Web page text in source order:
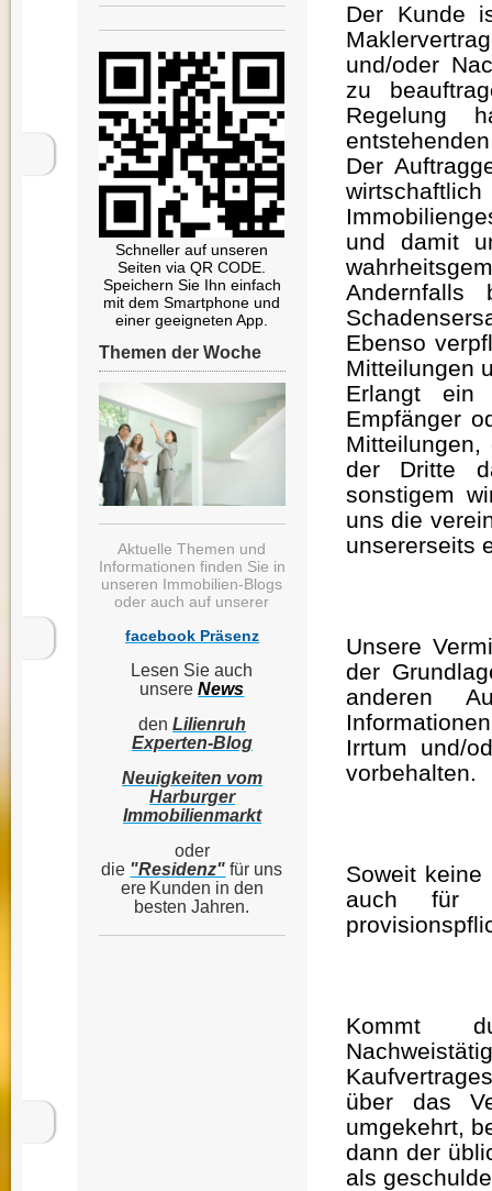
Schneller auf unseren
Seiten via QR CODE.
Speichern Sie Ihn einfach
mit dem Smartphone und
einer geeigneten App.
Themen der Woche
Aktuelle Themen und
Informationen finden Sie in
unseren Immobilien-Blogs
oder auch auf unserer
facebook Präsenz
Lesen Sie auch
unsereNews
den Lilienruh
Experten-Blog
Neuigkeiten vom
Harburger
Immobilienmarkt
oder
die "Residenz" für uns
ere Kunden in den
besten Jahren.
Der Kunde
und/oder
zu
Regelung
Der
und damit
Andernfalls
Ebenso
Mitteilungen
Erlangt ein
Empfänger
der Dritte
sonstigem
uns die
unsererseits
Unsere
der
anderen
Irrtum und/
vorbehalten.
Soweit
auch für
Kommt
über das
umgekehrt,
dann der
als